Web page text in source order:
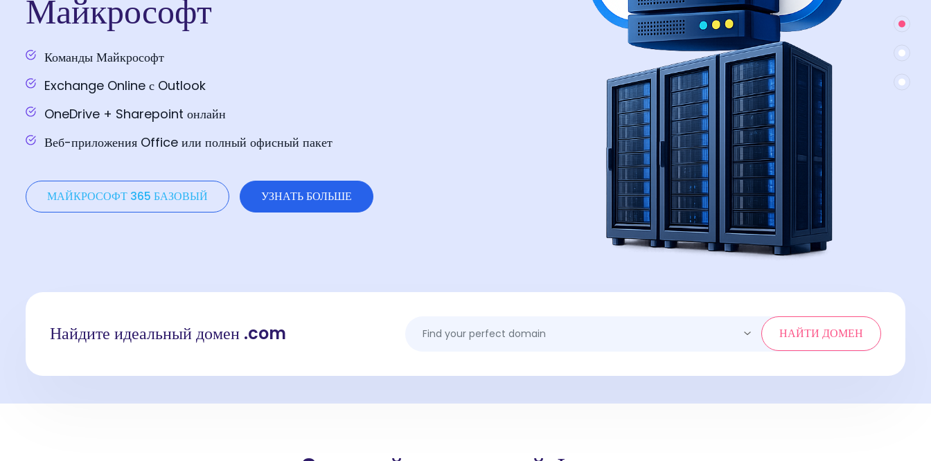
Майкрософт
Команды Майкрософт
Exchange Online с Outlook
OneDrive + Sharepoint онлайн
Веб-приложения Office или полный офисный пакет
МАЙКРОСОФТ 365 БАЗОВЫЙ УЗНАТЬ БОЛЬШЕ
Найдите идеальный домен .com НАЙТИ ДОМЕН